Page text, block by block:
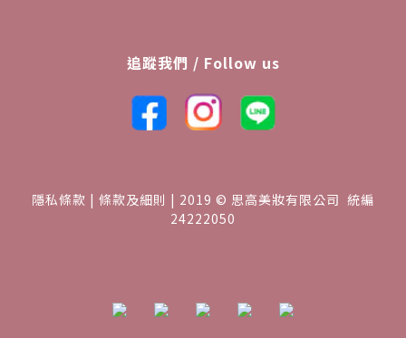
追蹤我們 / Follow us
隱私條款 | 條款及細則 | 2019 © 思高美妝有限公司 統編
24222050